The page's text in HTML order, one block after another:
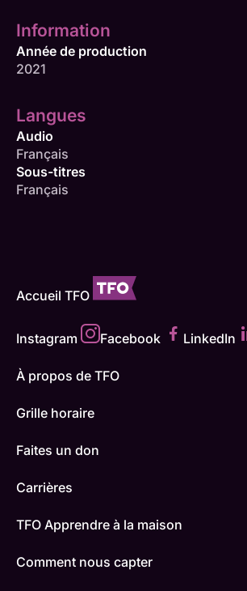
Information
Année de production
2021
Langues
Audio
Français
Sous-titres
Français
Accueil TFO
Instagram Facebook LinkedIn
À propos de TFO
Grille horaire
Faites un don
Carrières
TFO Apprendre à la maison
Comment nous capter